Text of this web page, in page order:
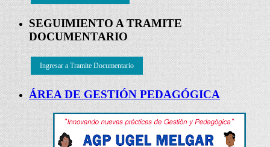
SEGUIMIENTO A TRAMITE
DOCUMENTARIO
Ingresar a Tramite Documentario
ÁREA DE GESTIÓN PEDAGÓGICA